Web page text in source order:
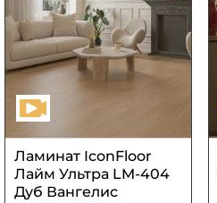
Ламинат IconFloor
Лайм Ультра LM-404
Дуб Вангелис